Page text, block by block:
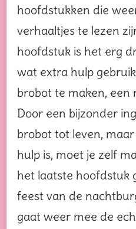
hoofdstukken die
verhaaltjes te lezen
hoofdstuk is het erg
wat extra hulp
brobot te maken, een
Door een bijzonder
brobot tot leven,
hulp is, moet je zelf
het laatste hoofdstuk
feest van de
gaat weer mee de